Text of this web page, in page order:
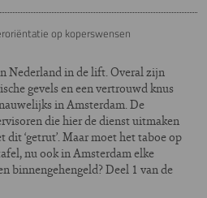
op koperswensen
Nederland in de lift. Overal zijn
gevels en een vertrouwd knus
in Amsterdam. De
die hier de dienst uitmaken
‘getrut’. Maar moet het taboe op
nu ook in Amsterdam elke
binnengehengeld? Deel 1 van de